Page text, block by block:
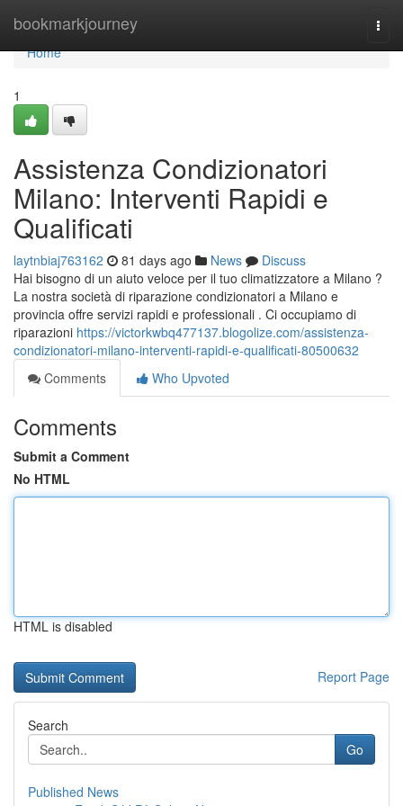
bookmarkjourney
Home
Home
1
Assistenza Condizionatori
Milano: Interventi Rapidi e
Qualificati
laytnbiaj763162 81 days ago News
Discuss
Hai bisogno di un aiuto veloce per il tuo climatizzatore a Milano ?
La nostra società di riparazione condizionatori a Milano e
provincia offre servizi rapidi e professionali . Ci occupiamo di
riparazioni https://victorkwbq477137.blogolize.com/assistenza-
condizionatori-milano-interventi-rapidi-e-qualificati-80500632
Comments
Who Upvoted
Comments
Submit a Comment
No HTML
HTML is disabled
Report Page
Search
Go
Published News